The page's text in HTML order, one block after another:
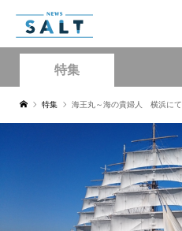
特集
特集 海王丸～海の貴婦人 横浜にて